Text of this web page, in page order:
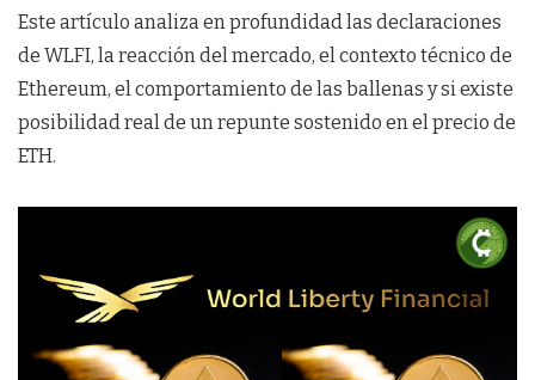
Este artículo analiza en profundidad las declaraciones
de WLFI, la reacción del mercado, el contexto técnico de
Ethereum, el comportamiento de las ballenas y si existe
posibilidad real de un repunte sostenido en el precio de
ETH.